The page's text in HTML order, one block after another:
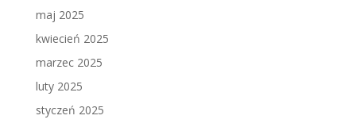
maj 2025
kwiecień 2025
marzec 2025
luty 2025
styczeń 2025